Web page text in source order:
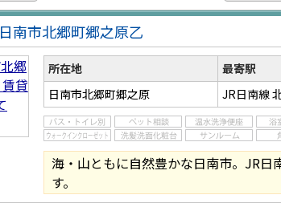
日南市北郷町郷之原乙
所在地 最寄駅
日南市北郷町郷之原
JR日南線
海・山ともに自然豊かな日南市。JR
す。